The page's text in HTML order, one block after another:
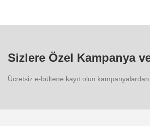
Sizlere Özel Kampanya
Ücretsiz e-bültene kayıt olun kampanyalardan